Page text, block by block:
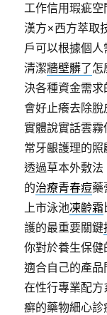
工作信用瑕疵
漢方×西方萃取
戶可以根據個
清潔牆壁髒了怎
決各種資金需求
會好止癢去除
實體說實話雲
常牙齦護理的
透過草本外敷
的治療青春痘藥
上市泳池凍齡霜
護的最重要關鍵
你對於養生保
適合自己的產
在性行專業配
癬的藥物細心